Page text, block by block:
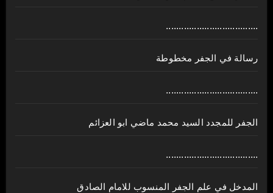
....................................
رسالة في الجفر مخطوطة
....................................
الجفر للمجدد السيد محمد ماضي ابو العزائم
....................................
المدخل في علم الجفر المنسوب للامام الصادق